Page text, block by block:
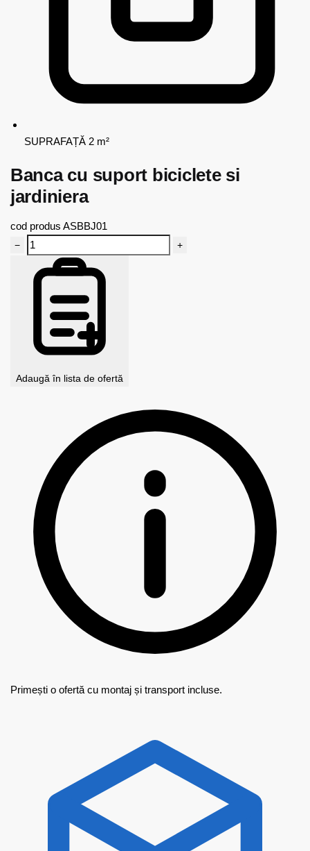
SUPRAFAȚĂ 2 m²
Banca cu suport biciclete si
jardiniera
cod produs ASBBJ01
− +
Adaugă în lista de ofertă
Primești o ofertă cu montaj și transport incluse.